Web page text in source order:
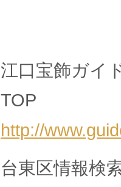
江口宝飾ガイ
TOP
http://
台東区情報検